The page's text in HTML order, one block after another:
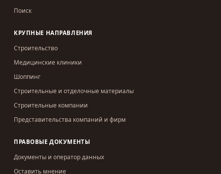
Поиск
КРУПНЫЕ НАПРАВЛЕНИЯ
Строительство
Медицинские клиники
Шоппинг
Строительные и отделочные материалы
Строительные компании
Представительства компаний и фирм
ПРАВОВЫЕ ДОКУМЕНТЫ
Документы и оператор данных
Оставить мнение